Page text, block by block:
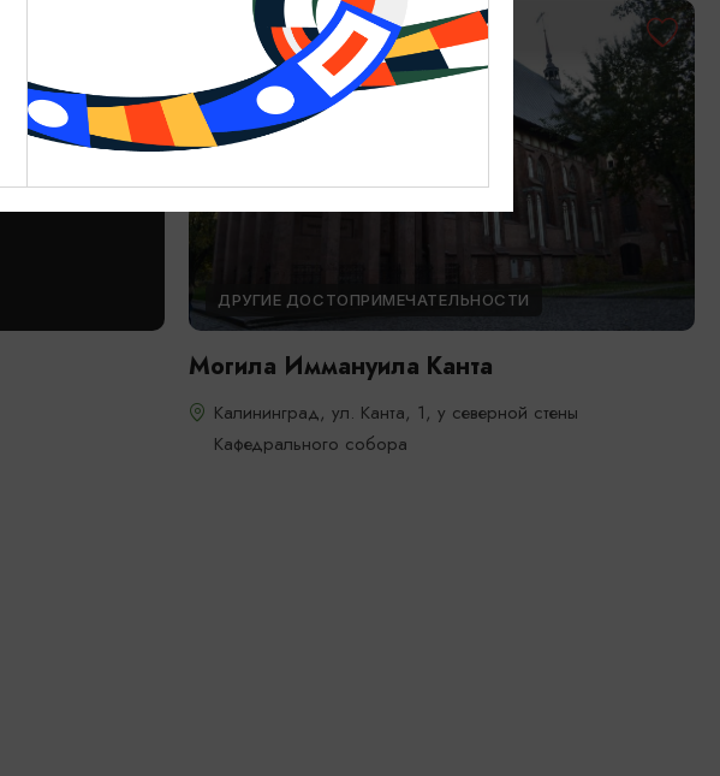
ДРУГИЕ ДОСТОПРИМЕЧАТЕЛЬНОСТИ
Могила Иммануила Канта
Калининград, ул. Канта, 1, у северной стены
Кафедрального собора